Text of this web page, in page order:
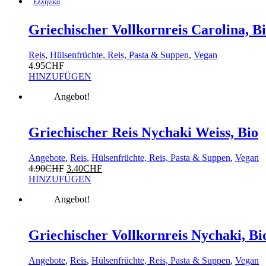
Ελληνικα
Griechischer Vollkornreis Carolina,
Reis, Hülsenfrüchte, Reis, Pasta & Suppen, Vegan
4.95CHF
HINZUFÜGEN
Angebot!
Griechischer Reis Nychaki Weiss, Bio
Angebote, Reis, Hülsenfrüchte, Reis, Pasta & Suppen, Vegan
4.90CHF 3.40CHF
HINZUFÜGEN
Angebot!
Griechischer Vollkornreis Nychaki,
Angebote, Reis, Hülsenfrüchte, Reis, Pasta & Suppen, Vegan